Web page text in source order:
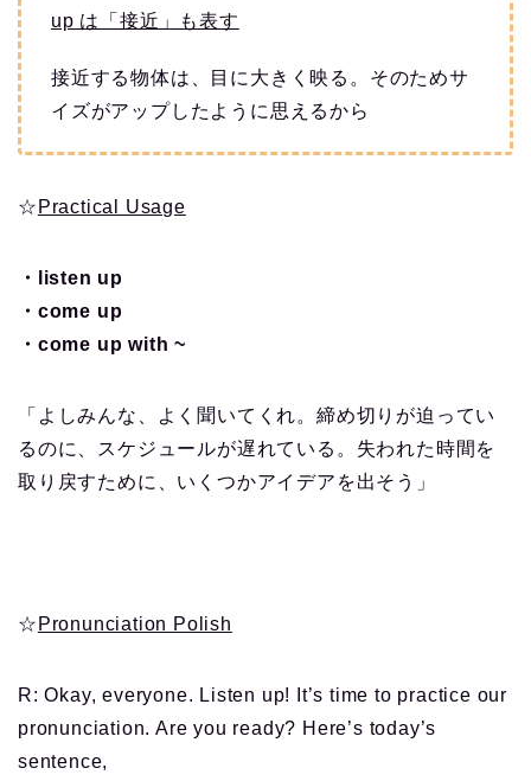
up は「接近」も表す
接近する物体は、目に大きく映る。そのためサ
イズがアップしたように思えるから
☆ Practical Usage
・listen up
・come up
・come up with ~
「よしみんな、よく聞いてくれ。締め切りが迫ってい
るのに、スケジュールが遅れている。失われた時間を
取り戻すために、いくつかアイデアを出そう」
☆ Pronunciation Polish
R: Okay, everyone. Listen up! It’s time to practice our
pronunciation. Are you ready? Here’s today’s
sentence,